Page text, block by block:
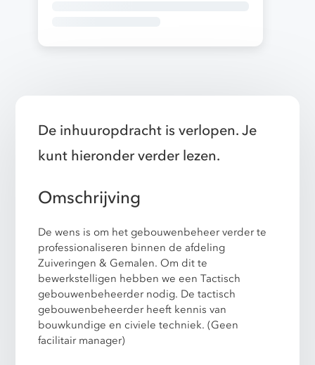
De inhuuropdracht is verlopen. Je
kunt hieronder verder lezen.
Omschrijving
De wens is om het gebouwenbeheer verder te
professionaliseren binnen de afdeling
Zuiveringen & Gemalen. Om dit te
bewerkstelligen hebben we een Tactisch
gebouwenbeheerder nodig. De tactisch
gebouwenbeheerder heeft kennis van
bouwkundige en civiele techniek. (Geen
facilitair manager)